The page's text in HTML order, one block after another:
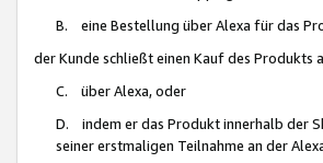
B. eine Bestellung über Alexa für das
der Kunde schließt einen Kauf des
C. über Alexa, oder
D. indem er das Produkt innerhalb der
seiner erstmaligen Teilnahme an der